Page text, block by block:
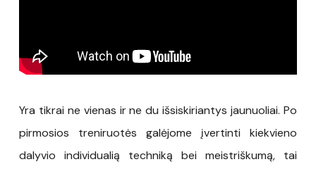
Yra tikrai ne vienas ir ne du išsiskiriantys jaunuoliai. Po
pirmosios treniruotės galėjome įvertinti kiekvieno
dalyvio individualią techniką bei meistriškumą, tai